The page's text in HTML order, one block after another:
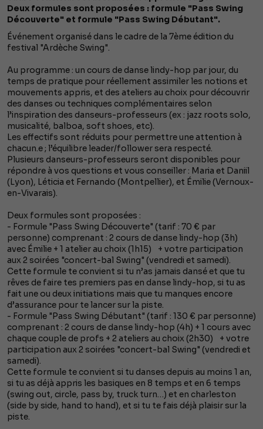
Deux formules sont proposées : formule "Pass Swing
Découverte" et formule "Pass Swing Débutant".
Événement organisé dans le cadre de la 7ème édition du
festival "Ardèche Swing".
Au programme : un cours de danse lindy-hop par jour, du
temps de pratique pour réellement assimiler les notions et
mouvements appris, et des ateliers au choix pour découvrir
des danses ou techniques complémentaires selon
l’inspiration des danseurs-professeurs (ex : jazz roots solo,
musicalité, balboa, soft shoes, etc).
Les effectifs sont réduits pour permettre une attention à
chacun.e ; l’équilibre leader/follower sera respecté.
Plusieurs danseurs-professeurs seront disponibles pour
répondre à vos questions et vous conseiller : Maria et Daniil
(Lyon), Léticia et Fernando (Montpellier), et Émilie (Vernoux-
en-Vivarais).
Deux formules sont proposées :
- Formule "Pass Swing Découverte" (tarif : 70 € par
personne) comprenant : 2 cours de danse lindy-hop (3h)
avec Émilie + 1 atelier au choix (1h15) + votre participation
aux 2 soirées "concert-bal Swing" (vendredi et samedi).
Cette formule te convient si tu n’as jamais dansé et que tu
rêves de faire tes premiers pas en danse lindy-hop, si tu as
fait une ou deux initiations mais que tu manques encore
d’assurance pour te lancer sur la piste.
- Formule "Pass Swing Débutant" (tarif : 130 € par personne)
comprenant : 2 cours de danse lindy-hop (4h) + 1 cours avec
chaque couple de profs + 2 ateliers au choix (2h30) + votre
participation aux 2 soirées "concert-bal Swing" (vendredi et
samedi).
Cette formule te convient si tu danses depuis au moins 1 an,
si tu as déjà appris les basiques en 8 temps et en 6 temps
(swing out, circle, pass by, truck turn…) et en charleston
(side by side, hand to hand), et si tu te fais déjà plaisir sur la
piste.